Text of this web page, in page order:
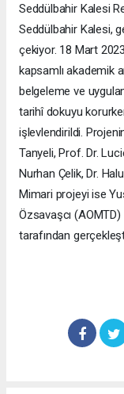
Seddülbahir Kalesi
Seddülbahir Kalesi,
çekiyor. 18 Mart
kapsamlı akademik
belgeleme ve
tarihî dokuyu
işlevlendirildi.
Tanyeli, Prof. Dr.
Nurhan Çelik, Dr.
Mimari projeyi ise
Özsavaşcı
tarafından